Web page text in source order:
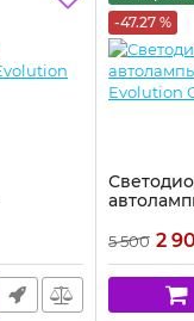
-47.27 %
5 500 2